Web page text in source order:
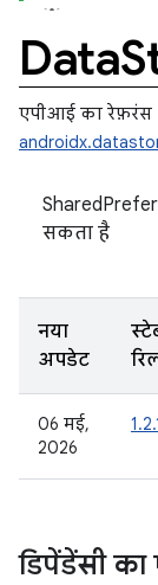
Data
एपीआई का रेफ़रंस
सकता है
नया
अपडेट
06 मई,
2026
डिपेंडेंसी